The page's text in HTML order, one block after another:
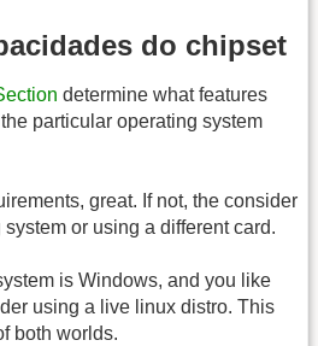
do chipset
determine what features
particular operating system
great. If not, the consider
or using a different card.
is Windows, and you like
using a live linux distro. This
both worlds.